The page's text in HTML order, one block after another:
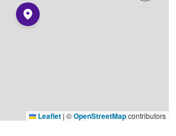
Leaflet | ©OpenStreetMapcontributors